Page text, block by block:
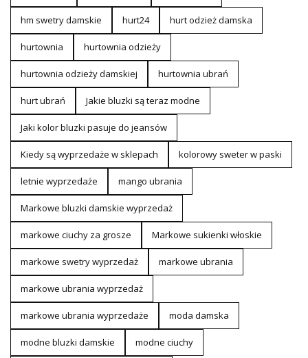
hm swetry damskie hurt24 hurt odzież damska
hurtownia hurtownia odzieży
hurtownia odzieży damskiej hurtownia ubrań
hurt ubrań Jakie bluzki są teraz modne
Jaki kolor bluzki pasuje do jeansów
Kiedy są wyprzedaże w sklepach kolorowy sweter w paski
letnie wyprzedaże mango ubrania
Markowe bluzki damskie wyprzedaż
markowe ciuchy za grosze Markowe sukienki włoskie
markowe swetry wyprzedaż markowe ubrania
markowe ubrania wyprzedaż
markowe ubrania wyprzedaże moda damska
modne bluzki damskie modne ciuchy